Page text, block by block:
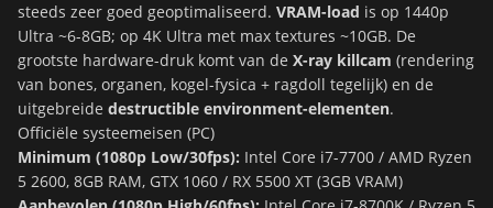
steeds zeer goed geoptimaliseerd. VRAM-load is op 1440p
Ultra ~6-8GB; op 4K Ultra met max textures ~10GB. De
grootste hardware-druk komt van de X-ray killcam (rendering
van bones, organen, kogel-fysica + ragdoll tegelijk) en de
uitgebreide destructible environment-elementen.
Officiële systeemeisen (PC)
Minimum (1080p Low/30fps): Intel Core i7-7700 / AMD Ryzen
5 2600, 8GB RAM, GTX 1060 / RX 5500 XT (3GB VRAM)